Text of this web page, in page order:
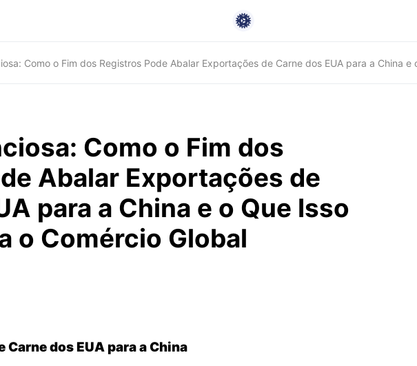
Como o Fim dos Registros Pode Abalar Exportações de Carne dos EUA para a China
Como o Fim dos
Abalar Exportações de
para a China e o Que Isso
o Comércio Global
Carne dos EUA para a China